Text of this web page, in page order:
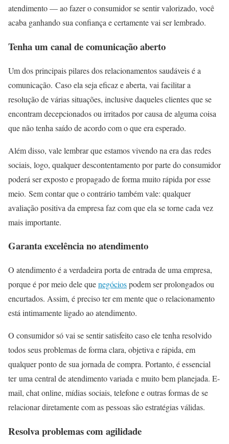
atendimento — ao fazer o consumidor se sentir valorizado, você
acaba ganhando sua confiança e certamente vai ser lembrado.
Tenha um canal de comunicação aberto
Um dos principais pilares dos relacionamentos saudáveis é a
comunicação. Caso ela seja eficaz e aberta, vai facilitar a
resolução de várias situações, inclusive daqueles clientes que se
encontram decepcionados ou irritados por causa de alguma coisa
que não tenha saído de acordo com o que era esperado.
Além disso, vale lembrar que estamos vivendo na era das redes
sociais, logo, qualquer descontentamento por parte do consumidor
poderá ser exposto e propagado de forma muito rápida por esse
meio. Sem contar que o contrário também vale: qualquer
avaliação positiva da empresa faz com que ela se torne cada vez
mais importante.
Garanta excelência no atendimento
O atendimento é a verdadeira porta de entrada de uma empresa,
porque é por meio dele quenegóciospodem ser prolongados ou
encurtados. Assim, é preciso ter em mente que o relacionamento
está intimamente ligado ao atendimento.
O consumidor só vai se sentir satisfeito caso ele tenha resolvido
todos seus problemas de forma clara, objetiva e rápida, em
qualquer ponto de sua jornada de compra. Portanto, é essencial
ter uma central de atendimento variada e muito bem planejada. E-
mail, chat online, mídias sociais, telefone e outras formas de se
relacionar diretamente com as pessoas são estratégias válidas.
Resolva problemas com agilidade